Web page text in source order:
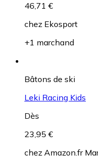
46,71 €
chez Ekosport
+1 marchand